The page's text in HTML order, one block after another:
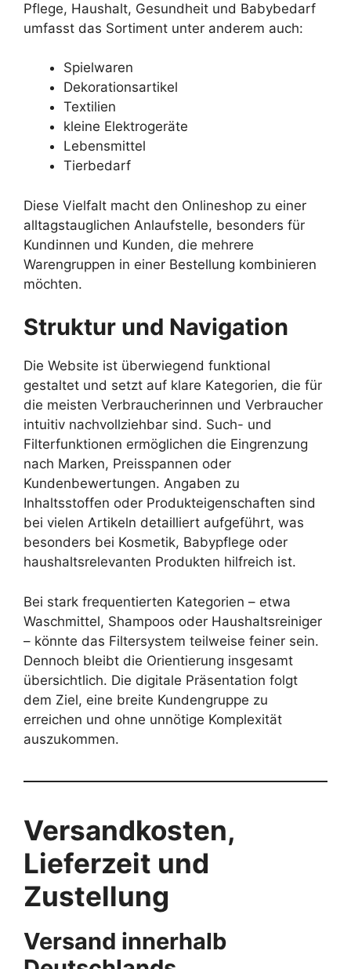
Pflege, Haushalt, Gesundheit und Babybedarf
umfasst das Sortiment unter anderem auch:
Spielwaren
Dekorationsartikel
Textilien
kleine Elektrogeräte
Lebensmittel
Tierbedarf
Diese Vielfalt macht den Onlineshop zu einer
alltagstauglichen Anlaufstelle, besonders für
Kundinnen und Kunden, die mehrere
Warengruppen in einer Bestellung kombinieren
möchten.
Struktur und Navigation
Die Website ist überwiegend funktional
gestaltet und setzt auf klare Kategorien, die für
die meisten Verbraucherinnen und Verbraucher
intuitiv nachvollziehbar sind. Such- und
Filterfunktionen ermöglichen die Eingrenzung
nach Marken, Preisspannen oder
Kundenbewertungen. Angaben zu
Inhaltsstoffen oder Produkteigenschaften sind
bei vielen Artikeln detailliert aufgeführt, was
besonders bei Kosmetik, Babypflege oder
haushaltsrelevanten Produkten hilfreich ist.
Bei stark frequentierten Kategorien – etwa
Waschmittel, Shampoos oder Haushaltsreiniger
– könnte das Filtersystem teilweise feiner sein.
Dennoch bleibt die Orientierung insgesamt
übersichtlich. Die digitale Präsentation folgt
dem Ziel, eine breite Kundengruppe zu
erreichen und ohne unnötige Komplexität
auszukommen.
Versandkosten,
Lieferzeit und
Zustellung
Versand innerhalb